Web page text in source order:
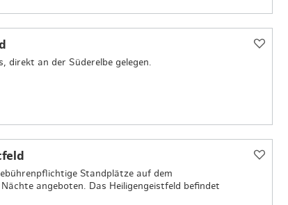
direkt an der Süderelbe gelegen.
Standplätze auf dem
angeboten. Das Heiligengeistfeld befindet